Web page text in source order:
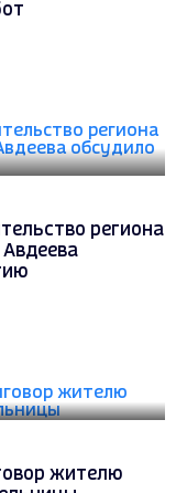
региона
жителю